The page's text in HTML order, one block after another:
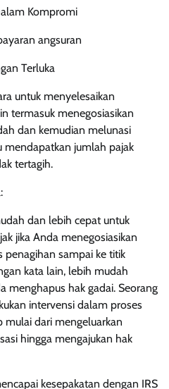
Kompromi
angsuran
Terluka
untuk menyelesaikan
termasuk menegosiasikan
dan kemudian melunasi
mendapatkan jumlah pajak
tertagih.
dan lebih cepat untuk
jika Anda menegosiasikan
penagihan sampai ke titik
kata lain, lebih mudah
menghapus hak gadai. Seorang
intervensi dalam proses
mulai dari mengeluarkan
hingga mengajukan hak
kesepakatan dengan IRS